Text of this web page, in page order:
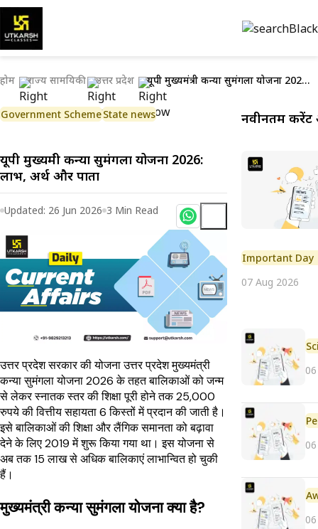
होम राज्य सामयिकी उत्तर प्रदेश यूपी मुख्यमंत्री कन्या सुमंगला योजना 2026: लाभ, अर्थ और पात्रता
Government SchemeState news
यूपी मुख्यमंत्री कन्या सुमंगला योजना 2026:
लाभ, अर्थ और पात्रता
Updated: 26 Jun 2026 3 Min Read
उत्तर प्रदेश सरकार की योजना उत्तर प्रदेश मुख्यमंत्री
कन्या सुमंगला योजना 2026 के तहत बालिकाओं को जन्म
से लेकर स्नातक स्तर की शिक्षा पूरी होने तक 25,000
रुपये की वित्तीय सहायता 6 किस्तों में प्रदान की जाती है।
इसे बालिकाओं की शिक्षा और लैंगिक समानता को बढ़ावा
देने के लिए 2019 में शुरू किया गया था। इस योजना से
अब तक 15 लाख से अधिक बालिकाएं लाभान्वित हो चुकी
हैं।
मुख्यमंत्री कन्या सुमंगला योजना क्या है?
नवीनतम करेंट
Important Day
07 Aug 2026